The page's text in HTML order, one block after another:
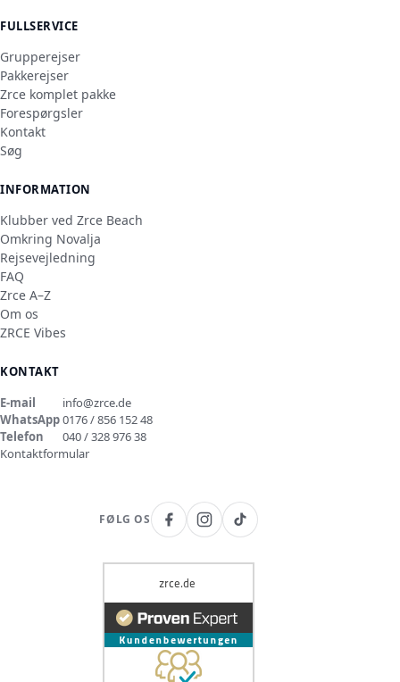
FULLSERVICE
Grupperejser
Pakkerejser
Zrce komplet pakke
Forespørgsler
Kontakt
Søg
INFORMATION
Klubber ved Zrce Beach
Omkring Novalja
Rejsevejledning
FAQ
Zrce A–Z
Om os
ZRCE Vibes
KONTAKT
E-mail
info@zrce.de
WhatsApp0176 / 856 152 48
Telefon
040 / 328 976 38
Kontaktformular
FØLG OS